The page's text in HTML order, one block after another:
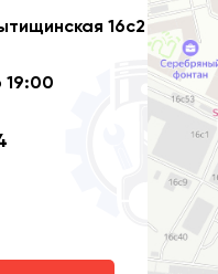
16с2
19:00